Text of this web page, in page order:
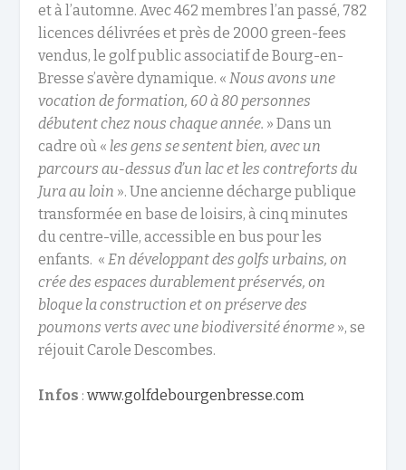
et à l’automne. Avec 462 membres l’an passé, 782
licences délivrées et près de 2000 green-fees
vendus, le golf public associatif de Bourg-en-
Bresse s’avère dynamique. « Nous avons une
vocation de formation, 60 à 80 personnes
débutent chez nous chaque année. » Dans un
cadre où « les gens se sentent bien, avec un
parcours au-dessus d’un lac et les contreforts du
Jura au loin ». Une ancienne décharge publique
transformée en base de loisirs, à cinq minutes
du centre-ville, accessible en bus pour les
enfants. « En développant des golfs urbains, on
crée des espaces durablement préservés, on
bloque la construction et on préserve des
poumons verts avec une biodiversité énorme », se
réjouit Carole Descombes.
Infos : www.golfdebourgenbresse.com